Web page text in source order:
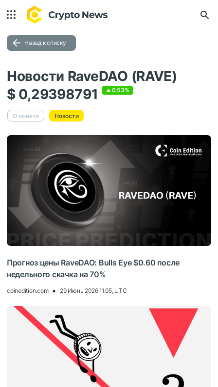
Назад к списку
Новости RaveDAO (RAVE)
$ 0,29398791
0,53%
О монете Новости
Прогноз цены RaveDAO: Bulls Eye $0.60 после
недельного скачка на 70%
coinedition.com 29 Июнь 2026 11:05, UTC